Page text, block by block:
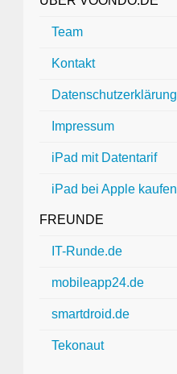
Team
Kontakt
Datenschutzerklärung
Impressum
iPad mit Datentarif
iPad bei Apple kaufen
FREUNDE
IT-Runde.de
mobileapp24.de
smartdroid.de
Tekonaut